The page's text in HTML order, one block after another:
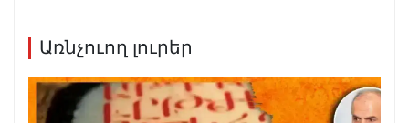
Առնչուող լուրեր